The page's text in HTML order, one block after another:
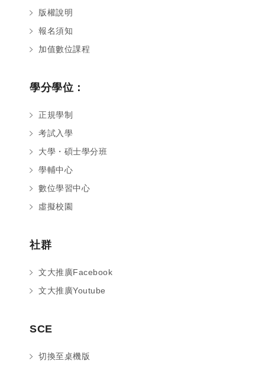
版權說明
報名須知
加值數位課程
學分學位：
正規學制
考試入學
大學・碩士學分班
學輔中心
數位學習中心
虛擬校園
社群
文大推廣Facebook
文大推廣Youtube
SCE
切換至桌機版